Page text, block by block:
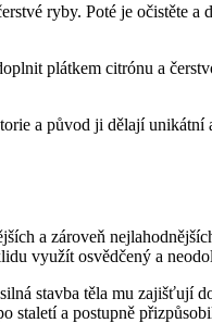
ryby. Poté je očistěte
plátkem citrónu a
a původ ji dělají unikátní
a zároveň
využít osvědčený a
stavba těla mu zajišťují
staletí a postupně